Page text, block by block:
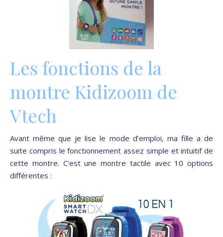
Les fonctions de la
montre Kidizoom de
Vtech
Avant même que je lise le mode d’emploi, ma fille a de
suite compris le fonctionnement assez simple et intuitif de
cette montre. C’est une montre tactile avec 10 options
différentes :